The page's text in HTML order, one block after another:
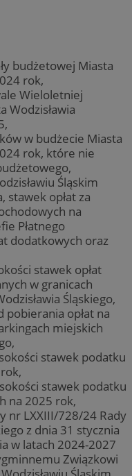
budżetowej Miasta
rok,
Wieloletniej
Wodzisławia
w budżecie Miasta
rok, które nie
Śląskim
stawek opłat za
na
Płatnego
dodatkowych oraz
stawek opłat
w granicach
Śląskiego,
pobierania opłat na
miejskich
stawek podatku
stawek podatku
na 2025 rok,
nr LXXIII/728/24 Rady
z dnia 31 stycznia
w latach 2024-2027
Związkowi